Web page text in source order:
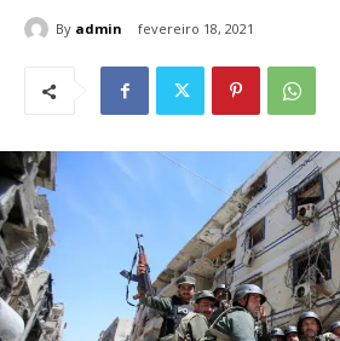
By admin fevereiro 18, 2021